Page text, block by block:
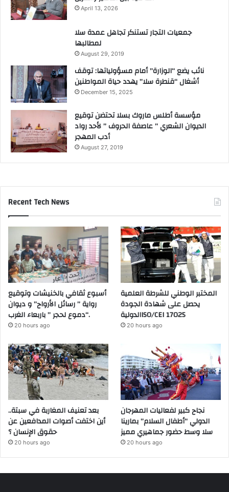
o
April 13, 2026
جمعيات التجار تستنكر تجاهل عمدة سلا
لمطالبها
August 29, 2019
نائب يضع “الوزارة” أمام مسؤولياتها: توقف
أشغال “قنطرة سلا” يهدد حياة المواطنين
December 15, 2025
مؤسسة أطلس ماروك بسلا تحتضن توقيع
الديوان الشعري ” عاصفة الحروف ” لأحد رواد
أدب المهجر
August 27, 2019
Recent Tech News
أسبوع ثقافي بالخنيشات وتوقيع
رواية ” رسائل الأرواح” و ديوان
“دموع لحجر ” باربعاء الغرب.
20 hours ago
المختبر الوطني للشرطة العلمية
يحصل على شهادة الجودة
الدوليةISO/CEI 17025
20 hours ago
بعد تعنيف المغاربة في سبتة..
أين اختفت أصوات المدافعين عن
حقوق الإنسان ؟
20 hours ago
نجاح كبير لفعاليات المهرجان
الدولي “أطفال السلام” بمارينا
سلا وسط حضور جماهيري مميز
20 hours ago